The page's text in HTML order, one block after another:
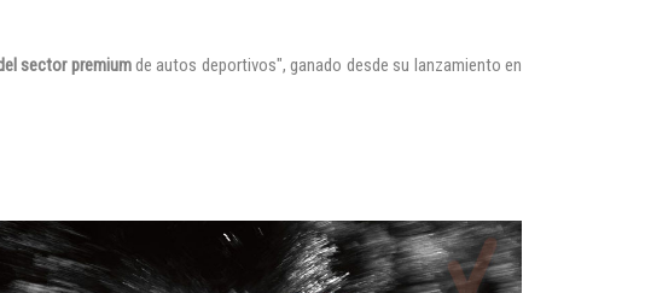
sector premiumde autos deportivos", ganado desde su lanzamiento en